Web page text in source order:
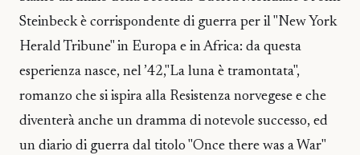
Steinbeck è corrispondente di guerra per il "New York
Herald Tribune" in Europa e in Africa: da questa
esperienza nasce, nel ’42,"La luna è tramontata",
romanzo che si ispira alla Resistenza norvegese e che
diventerà anche un dramma di notevole successo, ed
un diario di guerra dal titolo "Once there was a War"